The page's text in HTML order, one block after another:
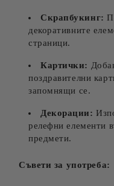
Скрапбукинг:
декоративните
страници.
Картички:
поздравителни
запомнящи се.
Декорации:
релефни елементи
предмети.
Съвети за употреба: